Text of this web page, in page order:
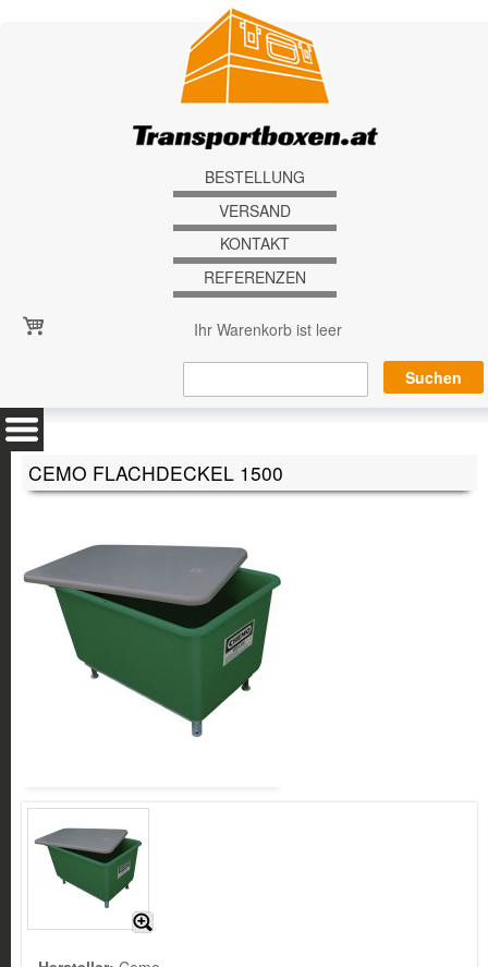
BESTELLUNG
VERSAND
KONTAKT
REFERENZEN
Ihr Warenkorb ist leer
CEMO FLACHDECKEL 1500